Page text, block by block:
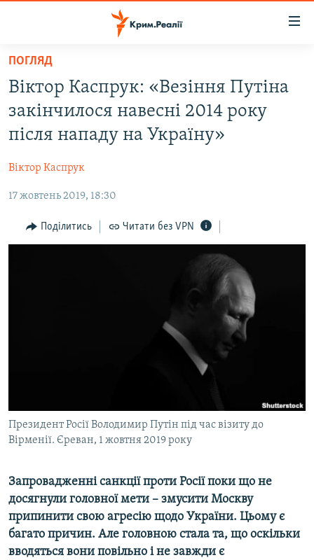
Перейти
основного
матеріалу
Перейти
до
основної
навігації
Перейти
пошуку
ВОДА.КРИМ
ВІДЕО ТА ФОТО
БЛОГИ
ПОГЛЯД
ІНТЕРВ'Ю
ПОГЛЯД
Віктор Каспрук: «Везіння Путіна
закінчилося навесні 2014 року
після нападу на Україну»
Віктор Каспрук
17 жовтень 2019, 18:30
Поділитись Читати без VPN
Президент Росії Володимир Путін під час візиту до
Вірменії. Єреван, 1 жовтня 2019 року
Запровадженні санкції проти Росії поки що не
досягнули головної мети – змусити Москву
припинити свою агресію щодо України. Цьому є
багато причин. Але головною стала та, що оскільки
вводяться вони повільно і не завжди є